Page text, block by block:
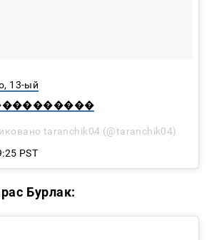
13-ый
taranchik04 (@taranchik04)
PST
Бурлак: